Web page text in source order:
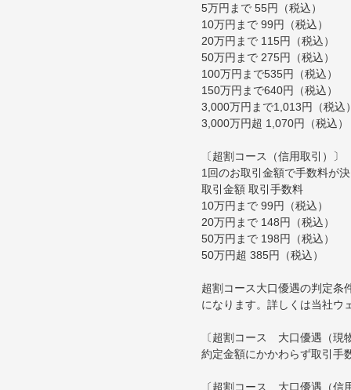
5万円まで 55円（税込）
10万円まで 99円（税込）
20万円まで 115円（税込）
50万円まで 275円（税込）
100万円まで535円（税込）
150万円まで640円（税込）
3,000万円まで1,013円（税込
3,000万円超 1,070円（税込）
〔超割コース（信用取引）〕
1回のお取引金額で手数料が
取引金額 取引手数料
10万円まで 99円（税込）
20万円まで 148円（税込）
50万円まで 198円（税込）
50万円超 385円（税込）
超割コース大口優遇の判定条
になります。詳しくは当社ウ
〔超割コース 大口優遇（現
約定金額にかかわらず取引手
〔超割コース 大口優遇（信